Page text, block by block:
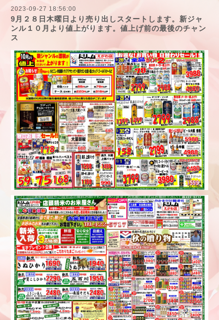
2023-09-27 18:56:00
9月２８日木曜日より売り出しスタートします。新ジャ
ンル１０月より値上がります。値上げ前の最後のチャン
ス